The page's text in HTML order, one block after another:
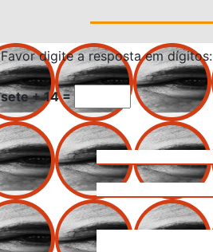
Favor digite a resposta em dígitos:
sete + 14 =